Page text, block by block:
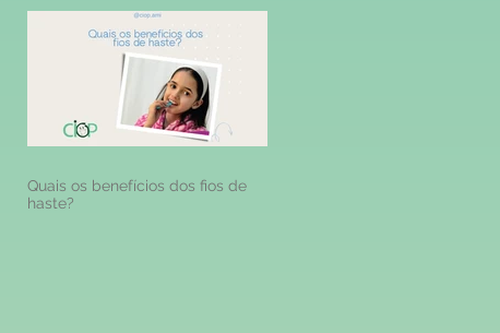
Quais os benefícios dos fios de
haste?